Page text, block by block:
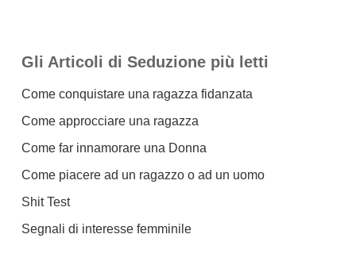
Gli Articoli di Seduzione più letti
Come conquistare una ragazza fidanzata
Come approcciare una ragazza
Come far innamorare una Donna
Come piacere ad un ragazzo o ad un uomo
Shit Test
Segnali di interesse femminile